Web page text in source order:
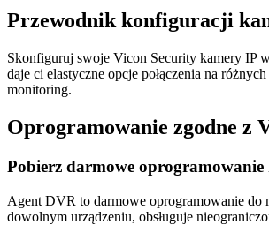
Przewodnik konfiguracji
Skonfiguruj swoje Vicon Security kamery IP
daje ci elastyczne opcje połączenia na
monitoring.
Oprogramowanie zgodne z
Pobierz darmowe
Agent DVR to darmowe oprogramowanie do
dowolnym urządzeniu, obsługuje